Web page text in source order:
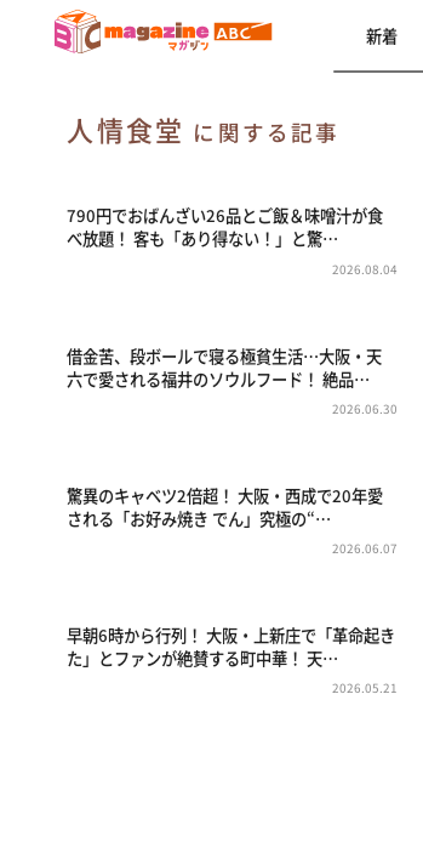
新着
人情食堂 に関する記事
790円でおばんざい26品とご飯＆味噌汁が食
べ放題！ 客も「あり得ない！」と驚…
2026.08.04
借金苦、段ボールで寝る極貧生活…大阪・天
六で愛される福井のソウルフード！ 絶品…
2026.06.30
驚異のキャベツ2倍超！ 大阪・西成で20年愛
される「お好み焼き でん」究極の“…
2026.06.07
早朝6時から行列！ 大阪・上新庄で「革命起き
た」とファンが絶賛する町中華！ 天…
2026.05.21